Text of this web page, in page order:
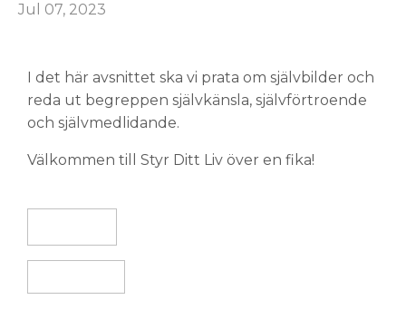
Jul 07, 2023
I det här avsnittet ska vi prata om självbilder och
reda ut begreppen självkänsla, självförtroende
och självmedlidande.
Välkommen till Styr Ditt Liv över en fika!